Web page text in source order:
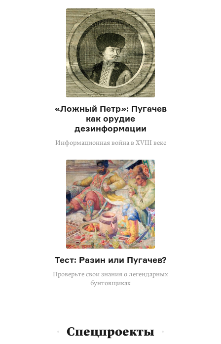
«Ложный Петр»: Пугачев
как орудие
дезинформации
Информационная война в XVIII веке
Тест: Разин или Пугачев?
Проверьте свои знания о легендарных
бунтовщиках
Спецпроекты